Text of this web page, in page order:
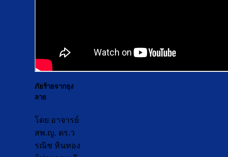
ภัยร้ายจากยุง
ลาย
โดย อาจารย์
สพ.ญ. ดร.ว
รณิช หินทอง